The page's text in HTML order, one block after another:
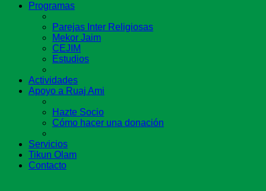
Programas
Parejas Inter Religiosas
Mekor Jaim
CEJIM
Estudios
Actividades
Apoyo a Ruaj Ami
Hazte Socio
Cómo hacer una donación
Servicios
Tikun Olam
Contacto